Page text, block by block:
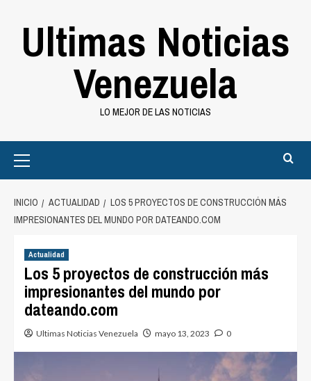
Ultimas Noticias
Venezuela
LO MEJOR DE LAS NOTICIAS
Menu
INICIO ACTUALIDAD
LOS 5 PROYECTOS DE CONSTRUCCIÓN MÁS
IMPRESIONANTES DEL MUNDO POR DATEANDO.COM
Actualidad
Los 5 proyectos de construcción más
impresionantes del mundo por
dateando.com
Ultimas Noticias Venezuela mayo 13, 2023 0